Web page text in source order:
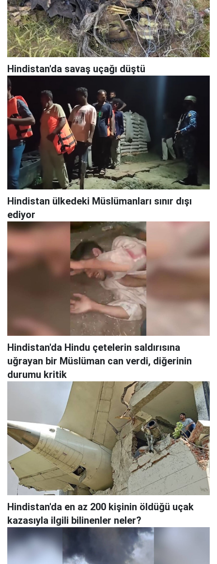
Hindistan'da savaş uçağı düştü
Hindistan ülkedeki Müslümanları sınır dışı
ediyor
Hindistan'da Hindu çetelerin saldırısına
uğrayan bir Müslüman can verdi, diğerinin
durumu kritik
Hindistan'da en az 200 kişinin öldüğü uçak
kazasıyla ilgili bilinenler neler?